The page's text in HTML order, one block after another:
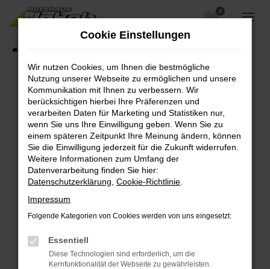
Zum
Hauptinhalt
0
Fehler: Network Error
Beim Laden ist ein Fehler aufgetreten.
Hier sind ein paar Tipps, die dir helfen können:
Überprüfe deine Firewall und deine
Internetverbindung.
Laden andere Webseiten, zum Beispiel deine
Suchmaschine?
Prüfe deine Browsererweiterungen.
Manche Erweiterungen, wie Werbeblocker,
können das Laden bestimmter Seiten
verhindern. Funktioniert die Seite in einem
Cookie Einstellungen
Wir nutzen Cookies, um Ihnen die bestmögliche
Nutzung unserer Webseite zu ermöglichen und unsere
Kommunikation mit Ihnen zu verbessern. Wir
berücksichtigen hierbei Ihre Präferenzen und
verarbeiten Daten für Marketing und Statistiken nur,
wenn Sie uns Ihre Einwilligung geben. Wenn Sie zu
einem späteren Zeitpunkt Ihre Meinung ändern, können
Sie die Einwilligung jederzeit für die Zukunft widerrufen.
Weitere Informationen zum Umfang der
Datenverarbeitung finden Sie hier:
Datenschutzerklärung Cookie-Richtlinie
Impressum
Folgende Kategorien von Cookies werden von uns eingesetzt:
Essentiell
Diese Technologien sind erforderlich, um die
Kernfunktionalität der Webseite zu gewährleisten.